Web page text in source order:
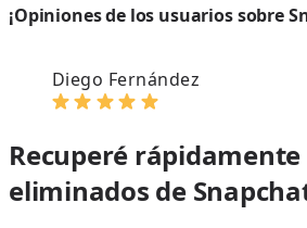
¡Opiniones de los usuarios sobre
Diego Fernández
Recuperé
eliminados de